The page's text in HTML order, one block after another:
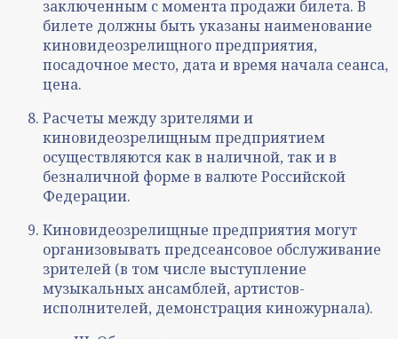
заключенным с момента продажи билета. В
билете должны быть указаны наименование
киновидеозрелищного предприятия,
посадочное место, дата и время начала сеанса,
цена.
Расчеты между зрителями и
киновидеозрелищным предприятием
осуществляются как в наличной, так и в
безналичной форме в валюте Российской
Федерации.
Киновидеозрелищные предприятия могут
организовывать предсеансовое обслуживание
зрителей (в том числе выступление
музыкальных ансамблей, артистов-
исполнителей, демонстрация киножурнала).